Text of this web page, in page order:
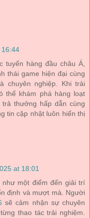
16:44
tuyến hàng đầu châu Á,
thái game hiện đại cùng
chuyên nghiệp. Khi trải
thể khám phá hàng loạt
thưởng hấp dẫn cùng
tin cập nhật luôn hiển thị
at 18:01
một điểm đến giải trí
định và mượt mà. Người
sẽ cảm nhận sự chuyên
thao tác trải nghiệm.